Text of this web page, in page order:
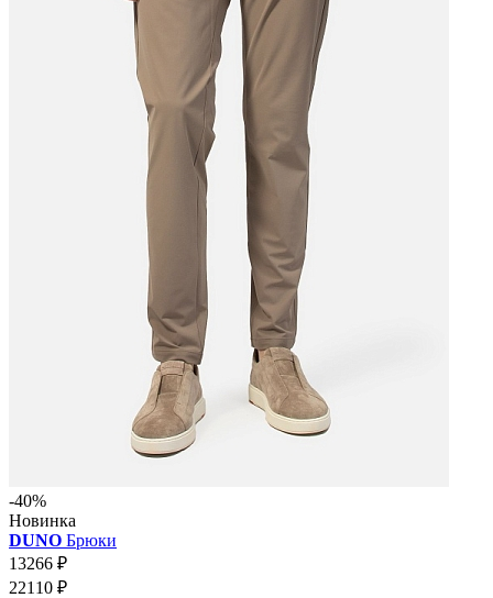
-40%
Новинка
DUNO Брюки
13266 ₽
22110 ₽